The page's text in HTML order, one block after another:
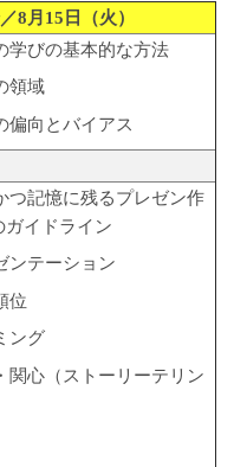
8 月 15 日（火）
びの基本的な方法
域
向とバイアス
記憶に残るプレゼン作
ガイドライン
テーション
位
グ
心（ストーリーテリン